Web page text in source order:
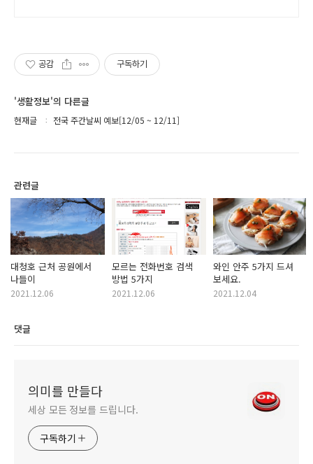
공감 구독하기
'생활정보'의 다른글
현재글 전국 주간날씨 예보[12/05 ~ 12/11]
관련글
대청호 근처 공원에서
나들이
2021.12.06
모르는 전화번호 검색
방법 5가지
2021.12.06
와인 안주 5가지 드셔
보세요.
2021.12.04
댓글
의미를 만들다
세상 모든 정보를 드립니다.
구독하기